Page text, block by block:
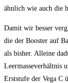
ähnlich wie auch die
Damit wir besser
die der Booster auf
als bisher. Alleine
Leermasseverhältnis
Erststufe der Vega C